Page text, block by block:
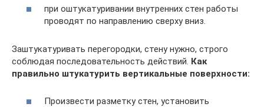
при оштукатуривании внутренних стен работы
проводят по направлению сверху вниз.
Заштукатуривать перегородки, стену нужно, строго
соблюдая последовательность действий. Как
правильно штукатурить вертикальные поверхности:
Произвести разметку стен, установить